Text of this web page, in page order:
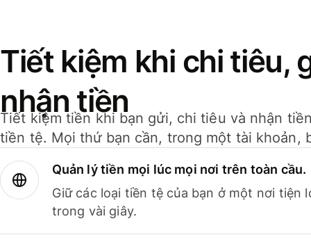
Tiết kiệm khi chi tiêu,
nhận tiền
Tiết kiệm tiền khi bạn gửi, chi tiêu và nhận
tiền tệ. Mọi thứ bạn cần, trong một tài khoản,
Quản lý tiền mọi lúc mọi nơi trên toàn cầu.
Giữ các loại tiền tệ của bạn ở một nơi tiện
trong vài giây.